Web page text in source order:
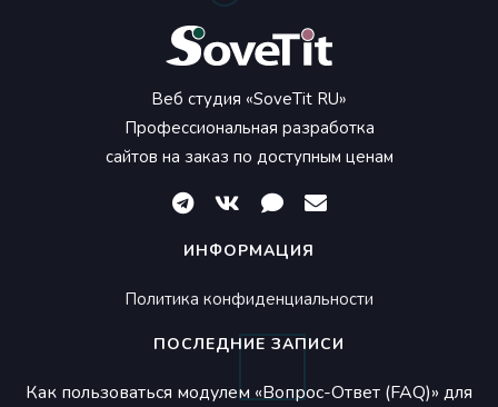
Веб студия «SoveTit RU»
Профессиональная разработка
сайтов на заказ по доступным ценам
ИНФОРМАЦИЯ
Политика конфиденциальности
ПОСЛЕДНИЕ ЗАПИСИ
Как пользоваться модулем «Вопрос-Ответ (FAQ)» для